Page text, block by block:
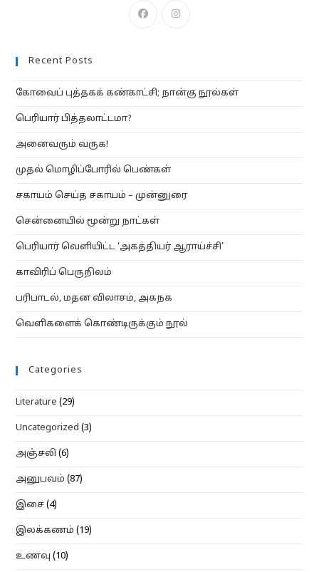
Opens
Recent Posts
கோவைப் புத்தகக் கண்காட்சி; நான்கு நூல்கள்
பெரியார் பித்தலாட்டமா?
அனைவரும் வருக!
முதல் மொழிப்போரில் பெண்கள்
சகாயம் செய்த சகாயம் – முன்னுரை
சென்னையில் மூன்று நாட்கள்
பெரியார் வெளியிட்ட ‘அகத்தியர் ஆராய்ச்சி’
காவிரிப் பெருநிலம்
பரிபாடல், மதன விலாசம், அகநக
வெளிகளைக் கொண்டிருக்கும் நூல்
Categories
Literature (29)
Uncategorized (3)
அஞ்சலி (6)
அனுபவம் (87)
இசை (4)
இலக்கணம் (19)
உணவு (10)